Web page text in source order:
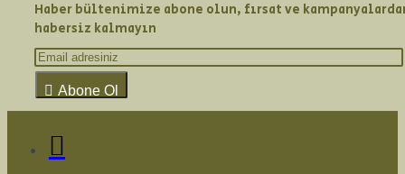
Haber bültenimize abone olun, fırsat ve
habersiz kalmayın
Abone Ol